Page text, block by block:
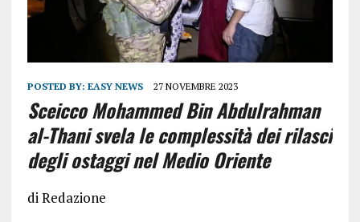
POSTED BY: EASY NEWS 27 NOVEMBRE 2023
Sceicco Mohammed Bin Abdulrahman
al-Thani svela le complessità dei rilasci
degli ostaggi nel Medio Oriente
di Redazione